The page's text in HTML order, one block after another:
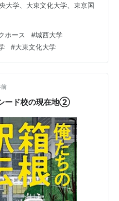
大学、大東文化大学、東京国
ホース #城西大学
#大東文化大学
ード校の現在地②